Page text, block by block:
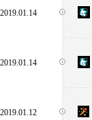
2019.01.14
2019.01.14
2019.01.12